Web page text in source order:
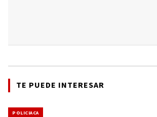
TE PUEDE INTERESAR
POLICIACA